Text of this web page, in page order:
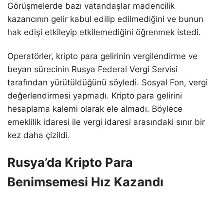
Görüşmelerde bazı vatandaşlar madencilik
kazancının gelir kabul edilip edilmediğini ve bunun
hak edişi etkileyip etkilemediğini öğrenmek istedi.
Operatörler, kripto para gelirinin vergilendirme ve
beyan sürecinin Rusya Federal Vergi Servisi
tarafından yürütüldüğünü söyledi. Sosyal Fon, vergi
değerlendirmesi yapmadı. Kripto para gelirini
hesaplama kalemi olarak ele almadı. Böylece
emeklilik idaresi ile vergi idaresi arasındaki sınır bir
kez daha çizildi.
Rusya’da Kripto Para
Benimsemesi Hız Kazandı